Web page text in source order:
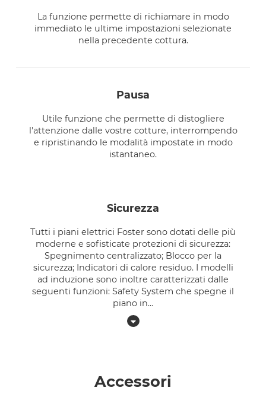
La funzione permette di richiamare in modo
immediato le ultime impostazioni selezionate
nella precedente cottura.
pausa
Utile funzione che permette di distogliere
l'attenzione dalle vostre cotture, interrompendo
e ripristinando le modalità impostate in modo
istantaneo.
sicurezza
Tutti i piani elettrici Foster sono dotati delle più
moderne e sofisticate protezioni di sicurezza:
Spegnimento centralizzato; Blocco per la
sicurezza; Indicatori di calore residuo. I modelli
ad induzione sono inoltre caratterizzati dalle
seguenti funzioni: Safety System che spegne il
piano in...
Accessori